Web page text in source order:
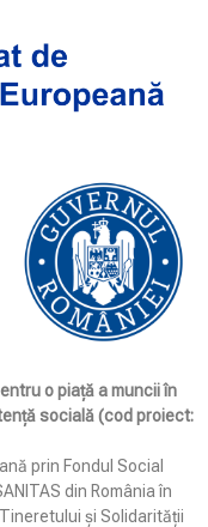
o piață a muncii în
socială (cod proiect:
prin Fondul Social
din România în
și Solidarității